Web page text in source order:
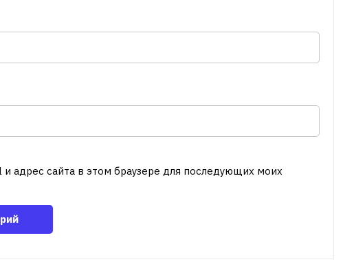
адрес сайта в этом браузере для последующих моих